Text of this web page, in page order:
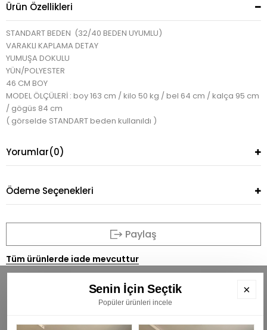
Ürün Özellikleri
STANDART BEDEN (32/40 BEDEN UYUMLU)
VARAKLI KAPLAMA DETAY
YUMUŞA DOKULU
YÜN/POLYESTER
46 CM BOY
MODEL ÖLÇÜLERİ : boy 163 cm / kilo 50 kg / bel 64 cm / kalça 95 cm
/ gögüs 84 cm
( görselde STANDART beden kullanıldı )
Yorumlar(0)
Ödeme Seçenekleri
Paylaş
Tüm ürünlerde iade mevcuttur
Senin İçin Seçtik
Popüler ürünleri incele
×